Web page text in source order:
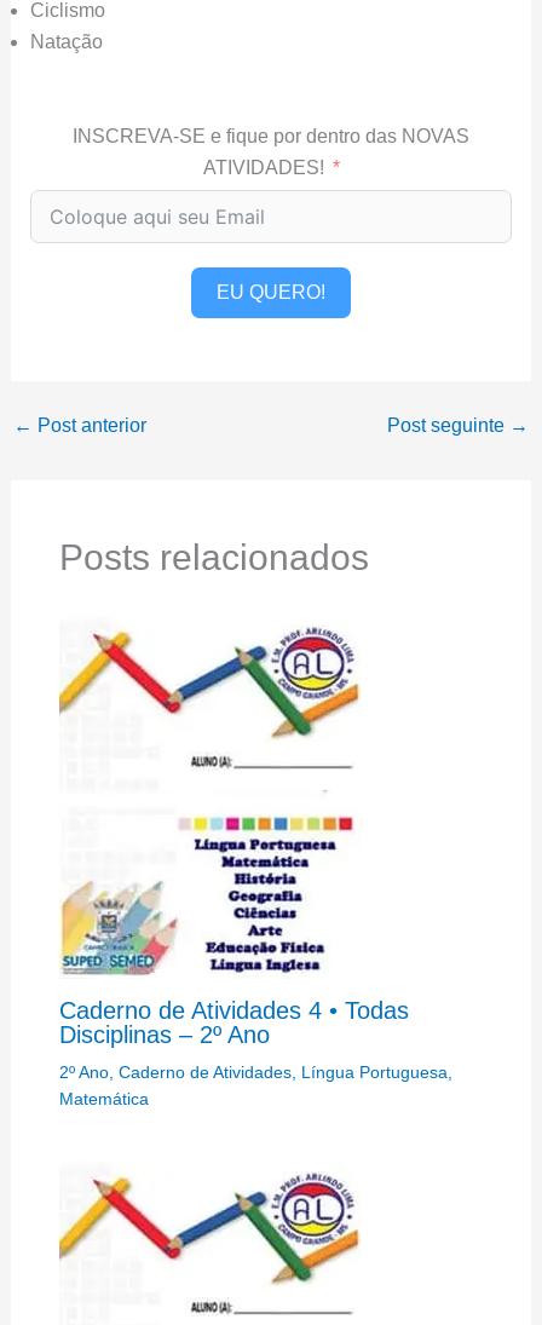
Ciclismo
Natação
INSCREVA-SE e fique por dentro das NOVAS
ATIVIDADES!
EU QUERO!
← Post anterior Post seguinte →
Posts relacionados
Caderno de Atividades 4 • Todas
Disciplinas – 2º Ano
2º Ano, Caderno de Atividades, Língua Portuguesa
Matemática